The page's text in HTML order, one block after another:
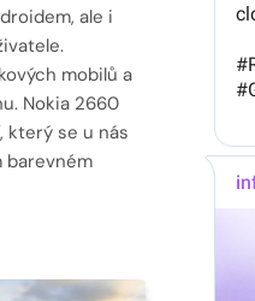
ale i
mobilů a
Nokia 2660
který se u nás
barevném